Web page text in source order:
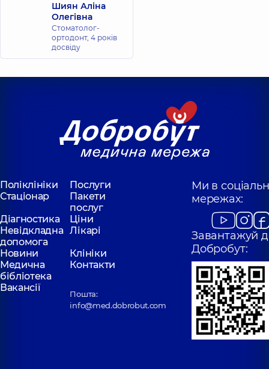
Шиян Аліна
Олегівна
Стоматолог-
ортодонт, 4 років
досвіду
Поліклініки
Послуги
Стаціонар
Пакети
послуг
Діагностика
Ціни
Невідкладна
допомога
Лікарі
Новини
Клініки
Медична
бібліотека
Контакти
Вакансії
Пошта:
info@med.dobrobut.com
Ми в
мережах:
Завантажуй
Добробут: